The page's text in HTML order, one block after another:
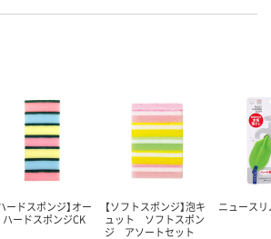
ードスポンジ】オー
ハードスポンジCK
【ソフトスポンジ】泡キ
ュット ソフトスポン
ジ アソートセット
ニュース